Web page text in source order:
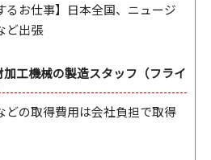
るお仕事】日本全国、ニュージ
ど出張
工機械の製造スタッフ（フライ
の取得費用は会社負担で取得